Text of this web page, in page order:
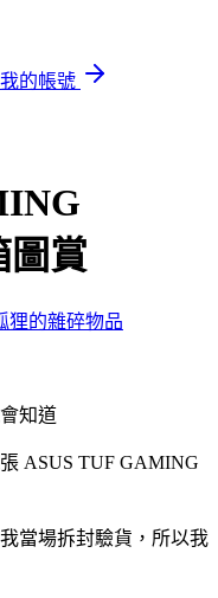
我的帳號
圖賞
狸的雜碎物品
知道
ASUS TUF GAMING
當場拆封驗貨，所以我